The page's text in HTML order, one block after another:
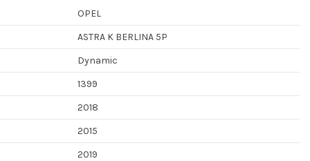
OPEL
ASTRA K BERLINA 5P
Dynamic
1399
2018
2015
2019